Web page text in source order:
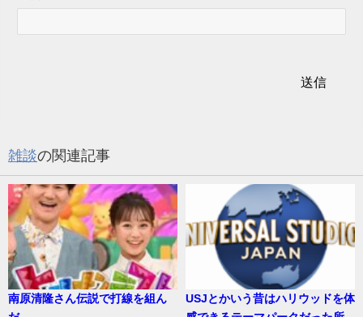
雑談の関連記事
南原清隆さん伝説で打線を組ん
USJとかいう昔はハリウッドを体